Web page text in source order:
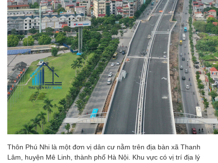
Thôn Phú Nhi là một đơn vị dân cư nằm trên địa bàn xã Thanh
Lâm, huyện Mê Linh, thành phố Hà Nội. Khu vực có vị trí địa lý